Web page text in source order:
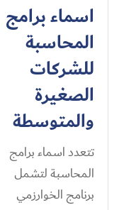
اسماء برامج
المحاسبة
للشركات
الصغيرة
والمتوسطة
تتعدد اسماء برامج
المحاسبة لتشمل
برنامج الخوارزمي